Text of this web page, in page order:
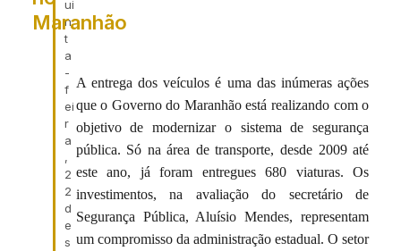
ui
n
t
a
-
f
ei
r
a
,
2
2
d
e
s
Maranhão
A entrega dos veículos é uma das inúmeras ações
que o Governo do Maranhão está realizando com o
objetivo de modernizar o sistema de segurança
pública. Só na área de transporte, desde 2009 até
este ano, já foram entregues 680 viaturas. Os
investimentos, na avaliação do secretário de
Segurança Pública, Aluísio Mendes, representam
um compromisso da administração estadual. O setor